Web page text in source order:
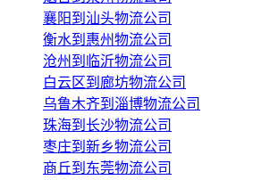
襄阳到汕头物流公司
衡水到惠州物流公司
沧州到临沂物流公司
白云区到廊坊物流公司
乌鲁木齐到淄博物流公司
珠海到长沙物流公司
枣庄到新乡物流公司
商丘到东莞物流公司